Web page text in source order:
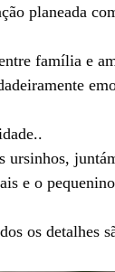
planeada
família e
ursinhos,
e o
os detalhes